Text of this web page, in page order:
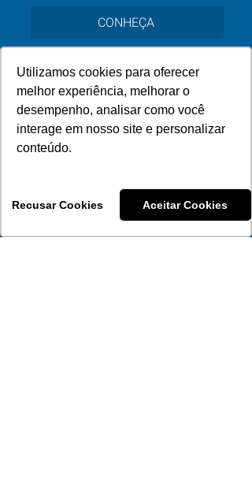
Utilizamos cookies para oferecer
melhor experiência, melhorar o
desempenho, analisar como você
interage em nosso site e personalizar
conteúdo.
Recusar Cookies Aceitar Cookies
CONHEÇA
Consultora